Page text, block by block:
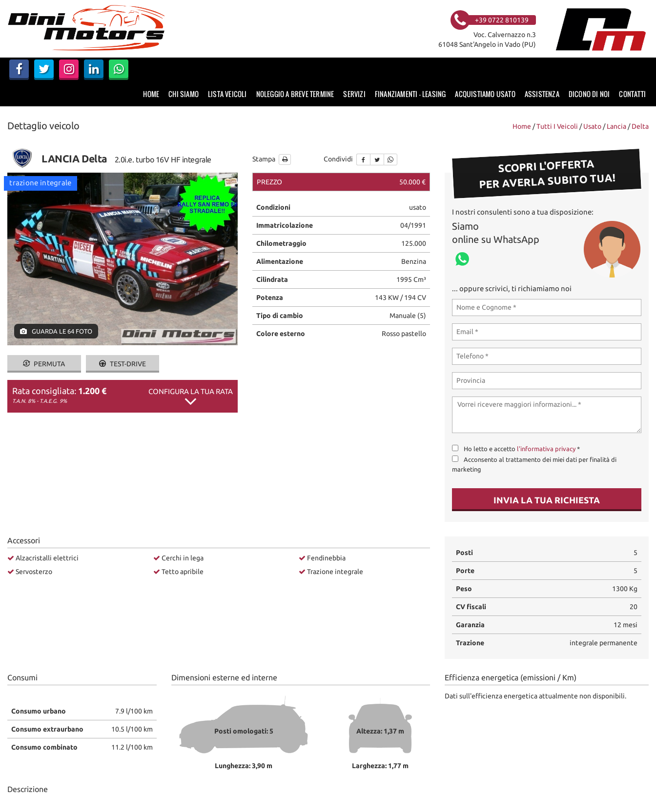
HOME
LISTA VEICOLI
SERVIZI
FINANZIAMENTI – LEASING
ACQUISTIAMO USATO
ASSISTENZA
DICONO DI NOI
CONTATTI
+39 0722 810139
Voc. Calvernazzo n.3
61048 Sant'Angelo in Vado (PU)
HOME CHI SIAMO LISTA VEICOLI NOLEGGIO A BREVE TERMINE SERVIZI FINANZIAMENTI – LEASING ACQUISTIAMO USATO ASSISTENZA DICONO DI NOI CONTATTI
Dettaglio veicolo Home /Tutti I Veicoli /Usato /Lancia /Delta
LANCIA Delta 2.0i.e. turbo 16V HF integrale Stampa Condividi
autostoriche trazione integrale autostoriche
GUARDA LE 64 FOTO
PERMUTA TEST-DRIVE
Rata consigliata: 1.200 €
T.A.N. 8% - T.A.E.G. 9%
CONFIGURA LA TUA RATA
PREZZO 50.000 €
Condizioni usato
Immatricolazione 04/1991
Chilometraggio 125.000
Alimentazione Benzina
Cilindrata 1995 Cm³
Potenza 143 KW / 194 CV
Tipo di cambio Manuale (5)
Colore esterno Rosso pastello
SCOPRI L'OFFERTA
PER AVERLA SUBITO TUA!
I nostri consulenti sono a tua disposizione:
Siamo
online su WhatsApp
... oppure scrivici, ti richiamiamo noi
Ho letto e accetto l'informativa privacy *
Acconsento al trattamento dei miei dati per finalità di
marketing
INVIA LA TUA RICHIESTA
Accessori
Alzacristalli elettrici
Servosterzo
Cerchi in lega
Tetto apribile
Fendinebbia
Trazione integrale
Posti 5
Porte 5
Peso 1300 Kg
CV fiscali 20
Garanzia 12 mesi
Trazione integrale permanente
Consumi
Consumo urbano 7.9 l/100 km
Consumo extraurbano 10.5 l/100 km
Consumo combinato 11.2 l/100 km
Dimensioni esterne ed interne
Posti omologati: 5
Lunghezza: 3,90 m
Altezza: 1,37 m
Larghezza: 1,77 m
Efficienza energetica (emissioni / Km)
Dati sull'efficienza energetica attualmente non disponibili.
Descrizione